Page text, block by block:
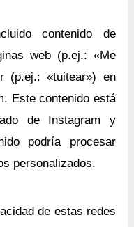
contenido de
web (p.ej.: «Me
(p.ej.: «tuitear») en
Este contenido está
de Instagram y
podría procesar
personalizados.
de estas redes